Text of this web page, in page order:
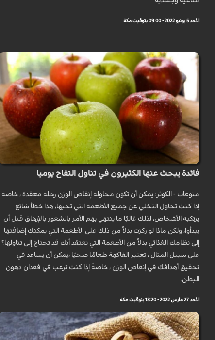
الأحد 5 يونيو 2022 - 09:00 بتوقيت مكة
فائدة يبحث عنها الكثيرون في تناول التفاح يوميا
منوعات - الكوثر: يمكن أن تكون محاولة إنقاص الوزن رحلة معقدة ، خاصة
إذا كنت تحاول التخلي عن جميع الأطعمة التي تحبها، هذا خطأ شائع
يرتكبه الأشخاص، لذلك غالبًا ما ينتهي بهم الأمر بالشعور بالإرهاق قبل أن
يبدأوا، ولكن ماذا لو ركزت بدلاً من ذلك على الأطعمة التي يمكنك إضافتها
إلى نظامك الغذائي بدلاً من الأطعمة التي تعتقد أنك قد تحتاج إلى تناولها؟
على سبيل المثال ، تعتبر الفاكهة طعامًا صحيًا ،يمكن أن يساعد في
تحقيق أهدافك في إنقاص الوزن ، خاصةً إذا كنت ترغب في فقدان دهون
البطن.
الأحد 27 مارس 2022 - 18:20 بتوقيت مكة